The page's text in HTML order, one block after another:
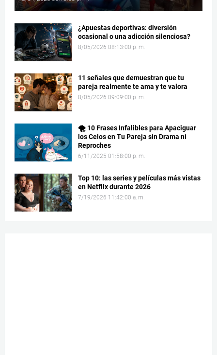
¿Apuestas deportivas: diversión
ocasional o una adicción silenciosa?
8/05/2026 08:13:00 p. m.
11 señales que demuestran que tu
pareja realmente te ama y te valora
8/05/2026 09:09:00 p. m.
🌪️ 10 Frases Infalibles para Apaciguar
los Celos en Tu Pareja sin Drama ni
Reproches
6/11/2025 01:58:00 p. m.
Top 10: las series y películas más vistas
en Netflix durante 2026
7/19/2026 11:42:00 a. m.